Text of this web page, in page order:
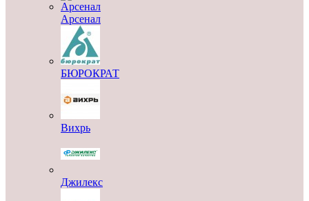
Арсенал
БЮРОКРАТ
Вихрь
Джилекс